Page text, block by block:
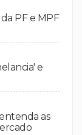
PF e MPF
e
as